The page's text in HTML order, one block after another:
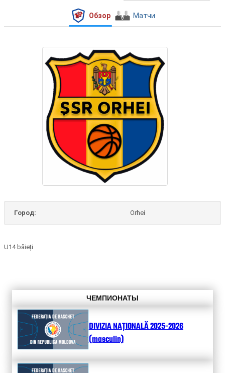
Обзор Матчи
Город: Orhei
U14 băieți
ЧЕМПИОНАТЫ
DIVIZIA NAȚIONALĂ 2025-2026
(masculin)